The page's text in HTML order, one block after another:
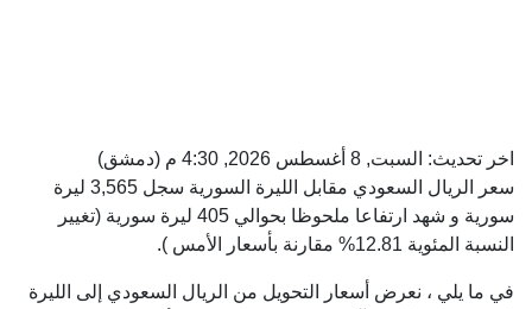
اخر تحديث: السبت, 8 أغسطس 2026, 4:30 م
(دمشق)
سعر الريال السعودي مقابل الليرة السورية سجل 3,565 ليرة
سورية و شهد ارتفاعا ملحوظا بحوالي 405 ليرة سورية (تغيير
النسبة المئوية 12.81% مقارنة بأسعار الأمس ).
في ما يلي ، نعرض أسعار التحويل من الريال السعودي إلى الليرة